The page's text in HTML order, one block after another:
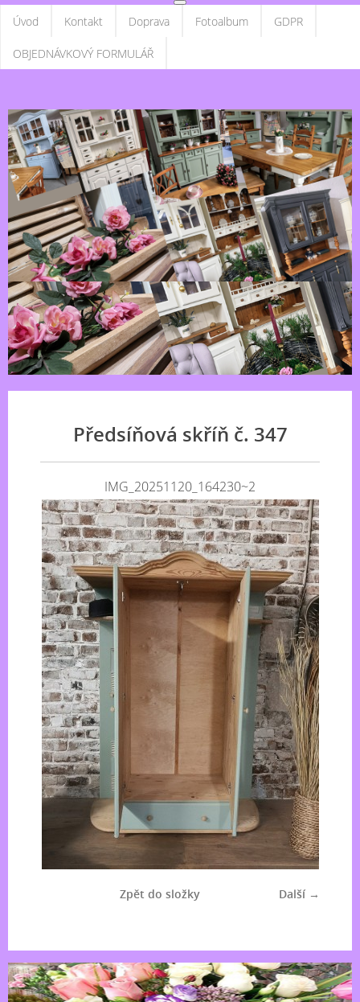
Úvod Kontakt Doprava Fotoalbum GDPR
OBJEDNÁVKOVÝ FORMULÁŘ
Předsíňová skříň č. 347
IMG_20251120_164230~2
Další →
Zpět do složky